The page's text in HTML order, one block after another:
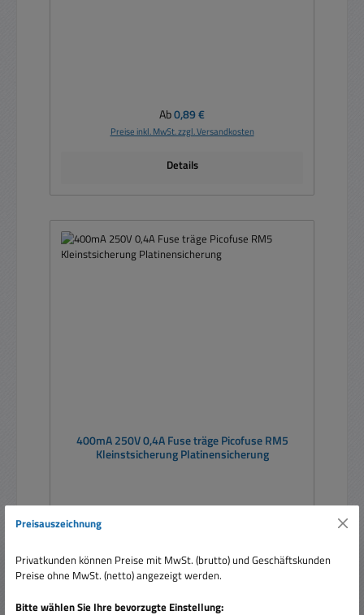
Regulärer Preis:
Ab0,89 €
Preise inkl. MwSt. zzgl. Versandkosten
Details
400mA 250V 0,4A Fuse träge Picofuse RM5
Kleinstsicherung Platinensicherung
Regulärer Preis:
Ab0,89 €
Preise inkl. MwSt. zzgl. Versandkosten
Preisauszeichnung
Privatkunden können Preise mit MwSt. (brutto) und Geschäftskunden
Preise ohne MwSt. (netto) angezeigt werden.
Bitte wählen Sie Ihre bevorzugte Einstellung: